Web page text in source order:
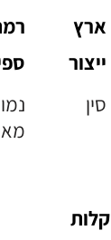
ארץ
ייצור
סין
קלות